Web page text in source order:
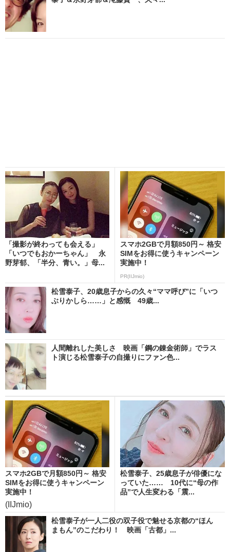
「撮影が終わっても会える」
「いつでもおかーちゃん」 永
野芽郁、「半分、青い。」母...
スマホ2GBで月額850円～ 格安
SIMをお得に使うキャンペーン
実施中！
PR(IIJmio)
松雪泰子、20歳息子からの久々“ママ呼び”に「いつ
ぶりかしら……」と感慨 49歳...
人間離れした美しさ 映画「鋼の錬金術師」でラス
ト演じる松雪泰子の自撮りにファン色...
スマホ2GBで月額850円～ 格安
SIMをお得に使うキャンペーン
実施中！
(IIJmio)
松雪泰子、25歳息子が俳優にな
っていた…… 10代に“母の作
品”で人生変わる「震...
松雪泰子が一人二役の双子役で魅せる京都の“ほん
まもん”のこだわり！ 映画「古都」...